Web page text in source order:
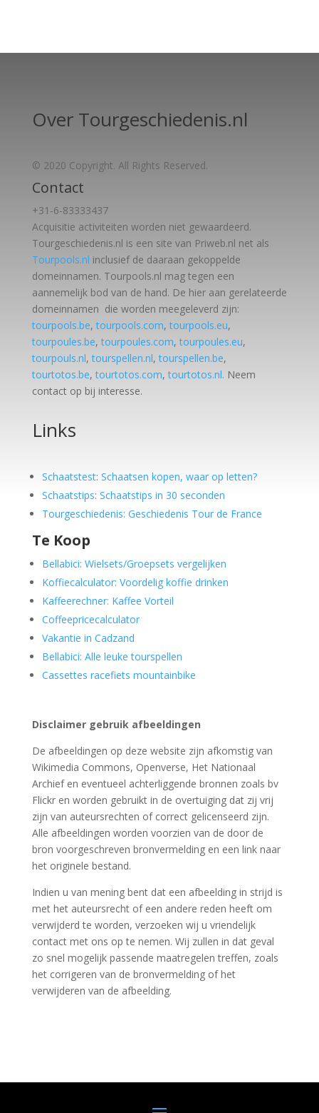
Over Tourgeschiedenis.nl
© 2020 Copyright. All Rights Reserved.
Contact
+31-6-83333437
Acquisitie activiteiten worden niet gewaardeerd.
Tourgeschiedenis.nl is een site van Priweb.nl net als
Tourpools.nl inclusief de daaraan gekoppelde
domeinnamen. Tourpools.nl mag tegen een
aannemelijk bod van de hand. De hier aan gerelateerde
domeinnamen die worden meegeleverd zijn:
tourpools.be,tourpools.com,tourpools.eu,
tourpoules.be,tourpoules.com,tourpoules.eu,
tourpouls.nl,tourspellen.nl,tourspellen.be,
tourtotos.be,tourtotos.com,tourtotos.nl. Neem
contact op bij interesse.
Links
Schaatstest: Schaatsen kopen, waar op letten?
Schaatstips: Schaatstips in 30 seconden
Tourgeschiedenis: Geschiedenis Tour de France
Te Koop
Bellabici: Wielsets/Groepsets vergelijken
Koffiecalculator: Voordelig koffie drinken
Kaffeerechner: Kaffee Vorteil
Coffeepricecalculator
Vakantie in Cadzand
Bellabici: Alle leuke tourspellen
Cassettes racefiets mountainbike
Disclaimer gebruik afbeeldingen
De afbeeldingen op deze website zijn afkomstig van
Wikimedia Commons, Openverse, Het Nationaal
Archief en eventueel achterliggende bronnen zoals bv
Flickr en worden gebruikt in de overtuiging dat zij vrij
zijn van auteursrechten of correct gelicenseerd zijn.
Alle afbeeldingen worden voorzien van de door de
bron voorgeschreven bronvermelding en een link naar
het originele bestand.
Indien u van mening bent dat een afbeelding in strijd is
met het auteursrecht of een andere reden heeft om
verwijderd te worden, verzoeken wij u vriendelijk
contact met ons op te nemen. Wij zullen in dat geval
zo snel mogelijk passende maatregelen treffen, zoals
het corrigeren van de bronvermelding of het
verwijderen van de afbeelding.